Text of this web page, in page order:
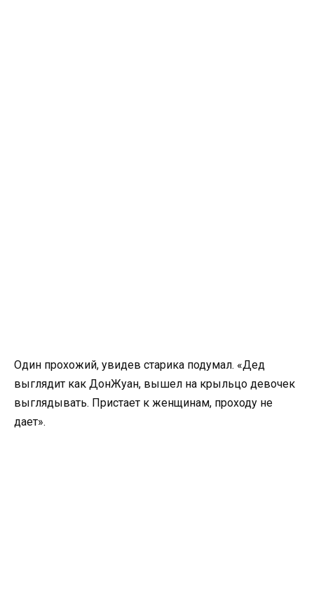
Один прохожий, увидев старика подумал. «Дед
выглядит как ДонЖуан, вышел на крыльцо девочек
выглядывать. Пристает к женщинам, проходу не
дает».